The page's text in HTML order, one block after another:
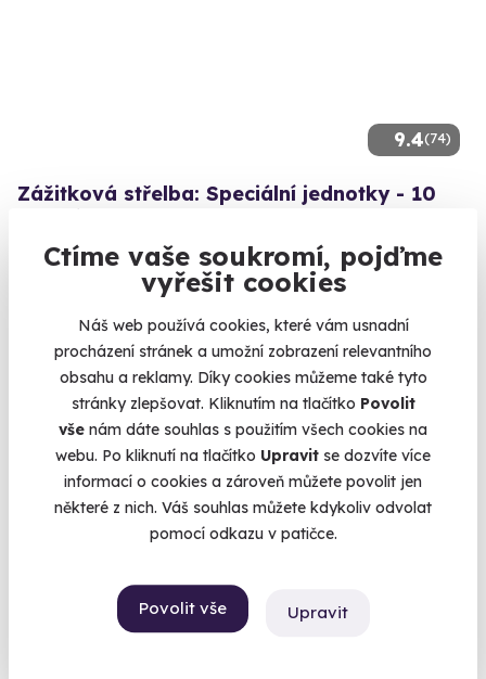
Ctíme vaše soukromí, pojďme
vyřešit cookies
Náš web používá cookies, které vám usnadní
procházení stránek a umožní zobrazení relevantního
obsahu a reklamy. Díky cookies můžeme také tyto
stránky zlepšovat. Kliknutím na tlačítko Povolit
vše nám dáte souhlas s použitím všech cookies na
webu. Po kliknutí na tlačítko Upravit se dozvíte více
informací o cookies a zároveň můžete povolit jen
některé z nich. Váš souhlas můžete kdykoliv odvolat
pomocí odkazu v patičce.
Povolit vše Upravit
9.4(74)
Zážitková střelba: Speciální jednotky - 10
zbraní
Vystřílejte 80 nábojů jako člen elitní jednotky URNA.
Katusice (okres Mladá Boleslav)
1 999 Kč
Volný termín už 14. 08. 2026